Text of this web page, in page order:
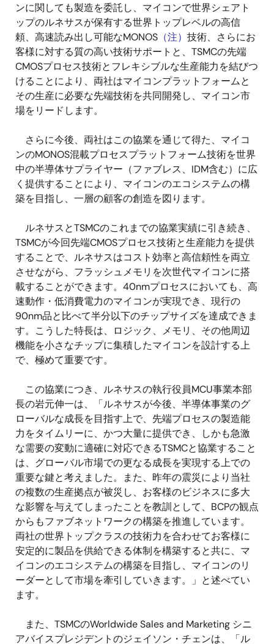
ンに関しても製造を委託し、マイコンで世界シェアト
ップのルネサスが保有する世界トップレベルの高信
頼、高速読み出し可能なMONOS （注） 技術、さらにお
客様に対する質の高い技術サポートと、TSMCの先端
CMOSプロセス技術とフレキシブルな生産能力を結びつ
けることにより、両社はマイコンプラットフォームと
その生産に必要な先端技術を共同開発し、マイコン市
場をリードします。
さらに今後、両社はこの協業を通じて得た、マイコ
ンのMONOS混載プロセスプラットフォーム技術を世界
中の半導体サプライヤー（ファブレス、IDM含む）に広
く提供することにより、マイコンのエコシステムの構
築を目指し、一層の顧客の創造を図ります。
ルネサスとTSMCのこれまでの協業実績に引き続き、
TSMCが今回先端CMOSプロセス技術と生産能力を提供
することで、ルネサスはコスト効率と高信頼性を両立
させながら、フラッシュメモリを次世代マイコンに搭
載することができます。40nmプロセスにおいても、高
速動作・低消費電力のマイコンが実現でき、現行の
90nm品と比べて半分以下のチップサイズを達成できま
す。こうした特長は、ロジック、メモリ、その他周辺
機能を小さなチップに集積したマイコンを設計する上
で、極めて重要です。
この協業につき、ルネサスの執行役員MCU事業本部
長の岩元伸一は、「ルネサスが今後、半導体事業のグ
ローバルな成長を目指す上で、先端プロセスの製造能
力をタイムリーに、かつ大量に提供でき、しかも急激
な需要の変動に適確に対応できるTSMCと協業すること
は、グローバル市場での更なる成長を実現する上での
重要な鍵と考えました。また、昨年の震災により当社
の複数の生産拠点が被災し、お客様のビジネスに多大
な影響を与えてしまったことを教訓として、BCPの観点
からもファブネットワークの構築を推進しています。
両社の世界トップクラスの技術力を合わせてお客様に
安定的に製品を供給できる体制を構築すると共に、マ
イコンのエコシステムの構築を目指し、マイコンのリ
ーダーとして市場を牽引していきます。」と述べてい
ます。
また、TSMCのWorldwide Sales and Marketing シニ
アバイスプレジデントのジェイソン・チェンは、「ル